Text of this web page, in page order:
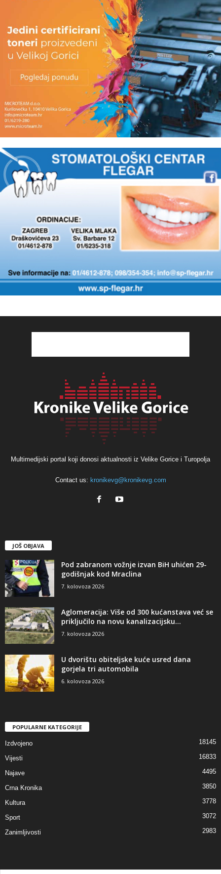
Multimedijski portal koji donosi aktualnosti iz Velike Gorice i Turopolja
Contact us: kronikevg@kronikevg.com
JOŠ OBJAVA
Pod zabranom vožnje izvan BiH uhićen 29-
godišnjak kod Mraclina
7. kolovoza 2026
Aglomeracija: Više od 300 kućanstava već se
priključilo na novu kanalizacijsku...
7. kolovoza 2026
U dvorištu obiteljske kuće usred dana
gorjela tri automobila
6. kolovoza 2026
POPULARNE KATEGORIJE
Izdvojeno 18145
Vijesti 16833
Najave 4495
Crna Kronika 3850
Kultura 3778
Sport 3072
Zanimljivosti 2983